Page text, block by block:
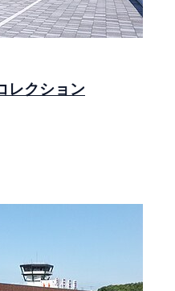
レクション